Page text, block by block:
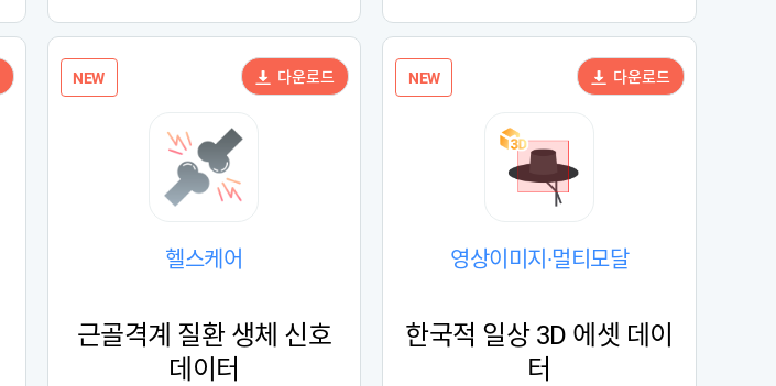
수
등
록
수
수
등
록
수
NEW
헬스케어
근골격계 질환 생체 신호
데이터
다운로드 NEW
영상이미지·멀티모달
한국적 일상 3D 에셋 데이
터
다운로드